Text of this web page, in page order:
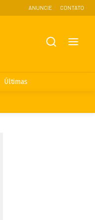
ANUNCIE CONTATO
Últimas